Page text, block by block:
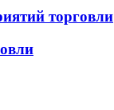
торговли